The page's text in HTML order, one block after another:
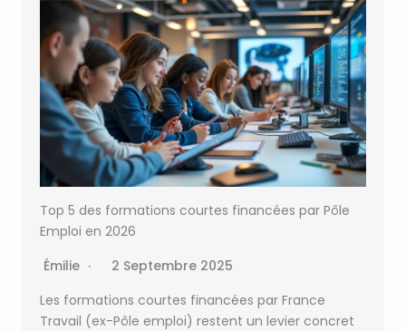
Top 5 des formations courtes financées par Pôle
Emploi en 2026
Émilie
2 Septembre 2025
Les formations courtes financées par France
Travail (ex-Pôle emploi) restent un levier concret